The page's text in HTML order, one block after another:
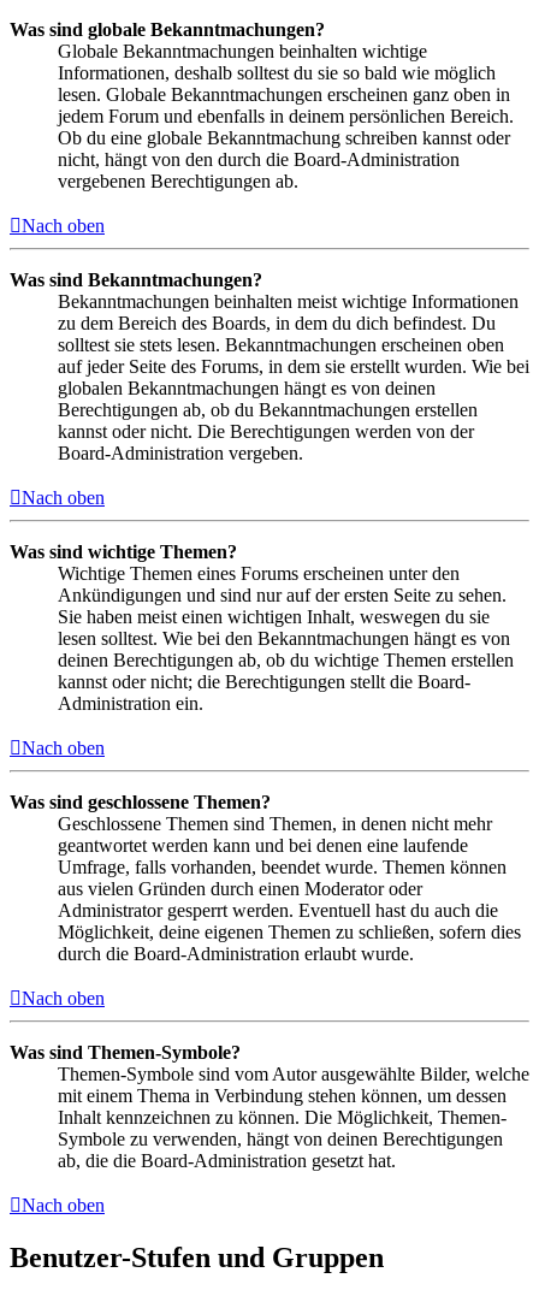
Was sind globale Bekanntmachungen?
Globale Bekanntmachungen beinhalten wichtige
Informationen, deshalb solltest du sie so bald wie möglich
lesen. Globale Bekanntmachungen erscheinen ganz oben in
jedem Forum und ebenfalls in deinem persönlichen Bereich.
Ob du eine globale Bekanntmachung schreiben kannst oder
nicht, hängt von den durch die Board-Administration
vergebenen Berechtigungen ab.
Nach oben
Was sind Bekanntmachungen?
Bekanntmachungen beinhalten meist wichtige Informationen
zu dem Bereich des Boards, in dem du dich befindest. Du
solltest sie stets lesen. Bekanntmachungen erscheinen oben
auf jeder Seite des Forums, in dem sie erstellt wurden. Wie bei
globalen Bekanntmachungen hängt es von deinen
Berechtigungen ab, ob du Bekanntmachungen erstellen
kannst oder nicht. Die Berechtigungen werden von der
Board-Administration vergeben.
Nach oben
Was sind wichtige Themen?
Wichtige Themen eines Forums erscheinen unter den
Ankündigungen und sind nur auf der ersten Seite zu sehen.
Sie haben meist einen wichtigen Inhalt, weswegen du sie
lesen solltest. Wie bei den Bekanntmachungen hängt es von
deinen Berechtigungen ab, ob du wichtige Themen erstellen
kannst oder nicht; die Berechtigungen stellt die Board-
Administration ein.
Nach oben
Was sind geschlossene Themen?
Geschlossene Themen sind Themen, in denen nicht mehr
geantwortet werden kann und bei denen eine laufende
Umfrage, falls vorhanden, beendet wurde. Themen können
aus vielen Gründen durch einen Moderator oder
Administrator gesperrt werden. Eventuell hast du auch die
Möglichkeit, deine eigenen Themen zu schließen, sofern dies
durch die Board-Administration erlaubt wurde.
Nach oben
Was sind Themen-Symbole?
Themen-Symbole sind vom Autor ausgewählte Bilder, welche
mit einem Thema in Verbindung stehen können, um dessen
Inhalt kennzeichnen zu können. Die Möglichkeit, Themen-
Symbole zu verwenden, hängt von deinen Berechtigungen
ab, die die Board-Administration gesetzt hat.
Nach oben
Benutzer-Stufen und Gruppen